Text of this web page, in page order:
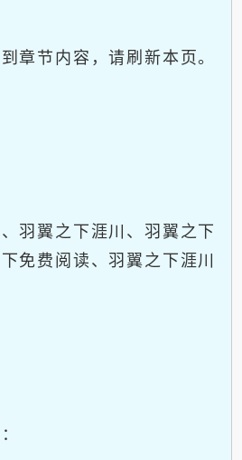
章节内容，请刷新本页。
羽翼之下涯川、羽翼之下
免费阅读、羽翼之下涯川